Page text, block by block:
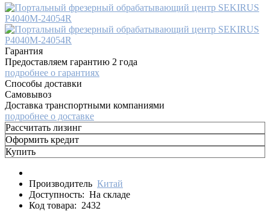
Гарантия
Предоставляем гарантию 2 года
подробнее о гарантиях
Способы доставки
Самовывоз
Доставка транспортными компаниями
подробнее о доставке
Рассчитать лизинг
Оформить кредит
Купить
Производитель Китай
Доступность: На складе
Код товара: 2432